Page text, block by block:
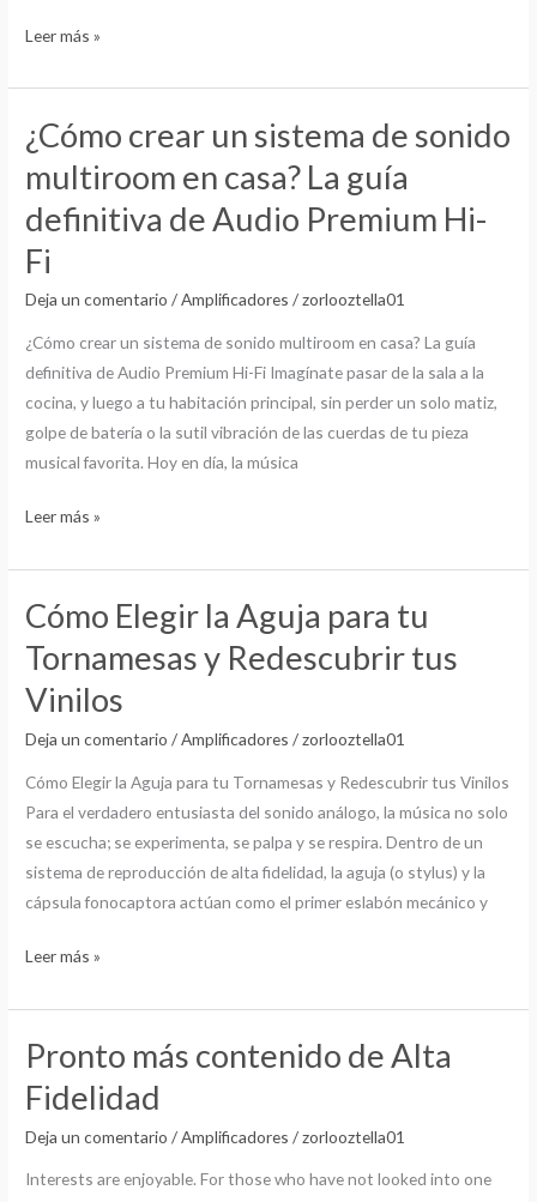
Mundo
Premium
Leer más »
¿Cómo crear un sistema de sonido
multiroom en casa? La guía
definitiva de Audio Premium Hi-
Fi
Deja un comentario /Amplificadores /zorlooztella01
¿Cómo crear un sistema de sonido multiroom en casa? La guía
definitiva de Audio Premium Hi-Fi Imagínate pasar de la sala a la
cocina, y luego a tu habitación principal, sin perder un solo matiz,
golpe de batería o la sutil vibración de las cuerdas de tu pieza
musical favorita. Hoy en día, la música
¿Cómo
crear
un
sistema
de
sonido
multiroom
en
casa?
La
guía
definitiva
Audio
Hi-
Fi
Leer más »
Cómo Elegir la Aguja para tu
Tornamesas y Redescubrir tus
Vinilos
Deja un comentario /Amplificadores /zorlooztella01
Cómo Elegir la Aguja para tu Tornamesas y Redescubrir tus Vinilos
Para el verdadero entusiasta del sonido análogo, la música no solo
se escucha; se experimenta, se palpa y se respira. Dentro de un
sistema de reproducción de alta fidelidad, la aguja (o stylus) y la
cápsula fonocaptora actúan como el primer eslabón mecánico y
Cómo
la
Aguja
para
Tornamesas
y
Redescubrir
tus
Vinilos
Leer más »
Pronto más contenido de Alta
Fidelidad
Deja un comentario /Amplificadores /zorlooztella01
Interests are enjoyable. For those who have not looked into one
Pronto
contenido
de